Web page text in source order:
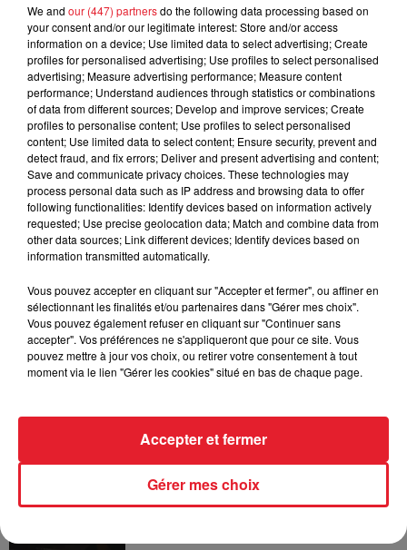
Cassie met fin à une ex-escorte
masculine dans sa bataille...
Des vitres tombent de la tour
Montparnasse : des désaccords
entre...
Incendies en Gironde : encore
plusieurs semaines avant
l'extinction...
Bouches-du-Rhône : les ossements
de deux militaires disparus...
We and our (447) partnersdo the following data processing based on
your consent and/or our legitimate interest: Store and/or access
information on a device; Use limited data to select advertising; Create
profiles for personalised advertising; Use profiles to select personalised
advertising; Measure advertising performance; Measure content
performance; Understand audiences through statistics or combinations
of data from different sources; Develop and improve services; Create
profiles to personalise content; Use profiles to select personalised
content; Use limited data to select content; Ensure security, prevent and
detect fraud, and fix errors; Deliver and present advertising and content;
Save and communicate privacy choices. These technologies may
process personal data such as IP address and browsing data to offer
following functionalities: Identify devices based on information actively
requested; Use precise geolocation data; Match and combine data from
other data sources; Link different devices; Identify devices based on
information transmitted automatically.
Vous pouvez accepter en cliquant sur "Accepter et fermer", ou affiner en
sélectionnant les finalités et/ou partenaires dans "Gérer mes choix".
Vous pouvez également refuser en cliquant sur "Continuer sans
accepter". Vos préférences ne s'appliqueront que pour ce site. Vous
pouvez mettre à jour vos choix, ou retirer votre consentement à tout
moment via le lien "Gérer les cookies" situé en bas de chaque page.
Gérer mes choix
Accepter et fermer